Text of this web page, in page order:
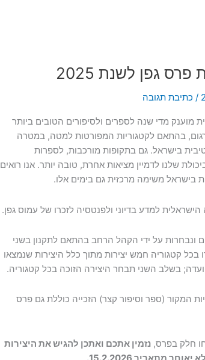
גפן לשנת 2025
/ כתיבת תגובה
מוענק מדי שנה לספרים ולסיפורים הטובים ביותר
בהתאם לקטגוריות המפורטות למטה, במטרה
בישראל. גם בתקופות מורכבות, לספרות
שלנו לדמיין מציאות אחרת, טובה יותר. אנו רואים
בישראל משימה מרכזית גם בימים אלו.
למדע בדיוני ולפנטסיה לזכרו של עמוס גפן.
ונבחרות על ידי הקהל הרחב בהתאם לתקנון בשני
קטגוריה חמש יצירות מתוך כלל היצירות שנמצאו
בשלב השני תבחר היצירה הזוכה בכל קטגוריה.
המקור (ספר וסיפור קצר) הזכייה כוללת גם פרס
חלק בפרס, נזמין אתכם ואתכן להגיש את היצירות